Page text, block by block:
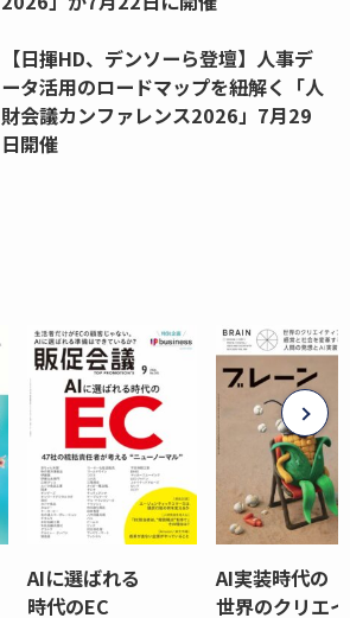
【日揮HD、デンソーら登壇】人事デ
ータ活用のロードマップを紐解く「人
財会議カンファレンス2026」7月29
日開催
AIに選ばれる
時代のEC
AI実装時代の
世界のクリエ